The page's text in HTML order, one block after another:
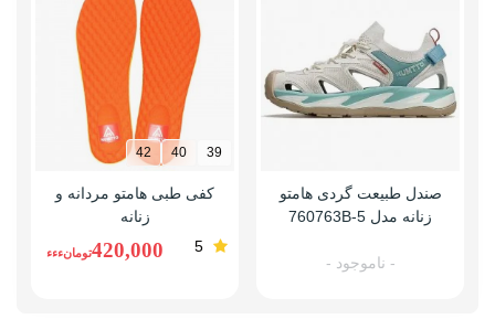
صندل طبیعت گردی هامتو
زنانه مدل 760763B-5
- ناموجود -
39
40
42
کفی طبی هامتو مردانه و
زنانه
5
420,000تومانءءء